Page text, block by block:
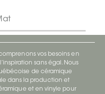
vos besoins en
sans égal. Nous
de céramique
dans la production et
et en vinyle pour